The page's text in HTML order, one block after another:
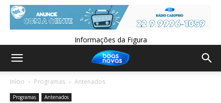
Informações da Figura
Início Programas Antenados
Programas Antenados